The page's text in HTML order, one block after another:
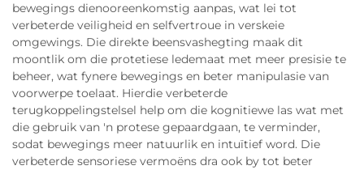
bewegings dienooreenkomstig aanpas, wat lei tot
verbeterde veiligheid en selfvertroue in verskeie
omgewings. Die direkte beensvashegting maak dit
moontlik om die protetiese ledemaat met meer presisie te
beheer, wat fynere bewegings en beter manipulasie van
voorwerpe toelaat. Hierdie verbeterde
terugkoppelingstelsel help om die kognitiewe las wat met
die gebruik van 'n protese gepaardgaan, te verminder,
sodat bewegings meer natuurlik en intuïtief word. Die
verbeterde sensoriese vermoëns dra ook by tot beter